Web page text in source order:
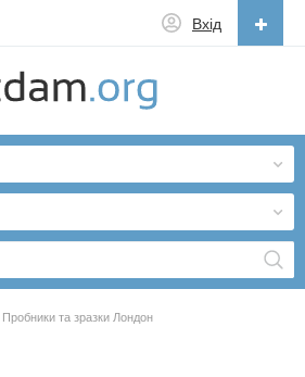
Вхід
Пробники та зразки Лондон